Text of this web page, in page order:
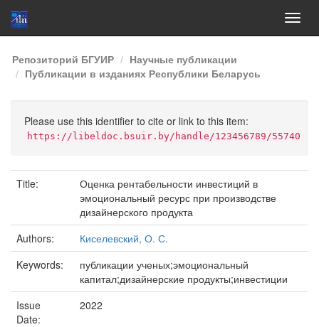
Skip
navigation
Репозиторий БГУИР
Научные публикации
Публикации в изданиях Республики Беларусь
Please use this identifier to cite or link to this item:
https://libeldoc.bsuir.by/handle/123456789/55740
Title:
Оценка рентабельности инвестиций в
эмоциональный ресурс при производстве
дизайнерского продукта
Authors:
Киселевский, О. С.
Keywords:
публикации ученых;эмоциональный
капитал;дизайнерские продукты;инвестиции
Issue
Date:
2022